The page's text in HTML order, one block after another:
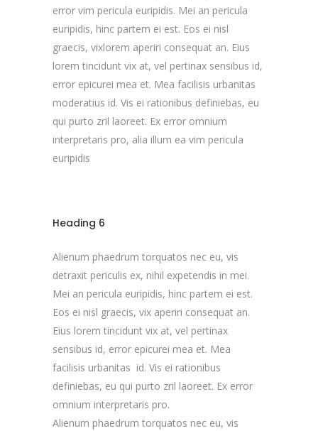
error vim pericula euripidis. Mei an pericula
euripidis, hinc partem ei est. Eos ei nisl
graecis, vixlorem aperiri consequat an. Eius
lorem tincidunt vix at, vel pertinax sensibus id,
error epicurei mea et. Mea facilisis urbanitas
moderatius id. Vis ei rationibus definiebas, eu
qui purto zril laoreet. Ex error omnium
interpretaris pro, alia illum ea vim pericula
euripidis
Heading 6
Alienum phaedrum torquatos nec eu, vis
detraxit periculis ex, nihil expetendis in mei.
Mei an pericula euripidis, hinc partem ei est.
Eos ei nisl graecis, vix aperiri consequat an.
Eius lorem tincidunt vix at, vel pertinax
sensibus id, error epicurei mea et. Mea
facilisis urbanitas id. Vis ei rationibus
definiebas, eu qui purto zril laoreet. Ex error
omnium interpretaris pro.
Alienum phaedrum torquatos nec eu, vis